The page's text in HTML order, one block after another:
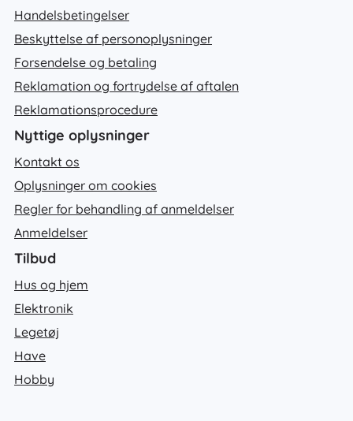
Handelsbetingelser
Beskyttelse af personoplysninger
Forsendelse og betaling
Reklamation og fortrydelse af aftalen
Reklamationsprocedure
Nyttige oplysninger
Kontakt os
Oplysninger om cookies
Regler for behandling af anmeldelser
Anmeldelser
Tilbud
Hus og hjem
Elektronik
Legetøj
Have
Hobby